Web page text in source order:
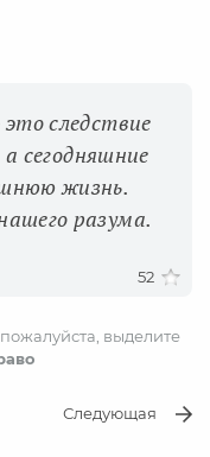
следствие
сегодняшние
жизнь.
разума.
52
выделите
Следующая